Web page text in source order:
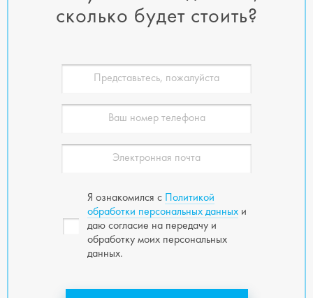
сколько будет стоить?
Я ознакомился с Политикой
обработки персональных данных и
даю согласие на передачу и
обработку моих персональных
данных.